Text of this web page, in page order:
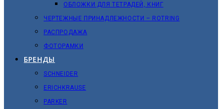
ОБЛОЖКИ ДЛЯ ТЕТРАДЕЙ, КНИГ
ЧЕРТЕЖНЫЕ ПРИНАДЛЕЖНОСТИ – ROTRING
РАСПРОДАЖА
ФОТОРАМКИ
БРЕНДЫ
SCHNEIDER
ERICHKRAUSE
PARKER